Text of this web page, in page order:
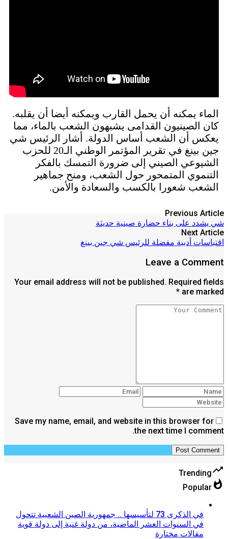
الماء يمكنه أن يحمل القارب ويمكنه أيضا أن يقلبه.
كان الصينيون القدامى يشبهون الشعب بالماء، مما
يعكس أن الشعب أساس الدولة. أشار الرئيس شي
جين بينغ في تقرير المؤتمر الوطني الـ20 للحزب
الشيوعي الصيني إلى ضرورة التمسك بالفكر
التنموي المتمحور حول الشعب، ومنح جماهير
الشعب شعورا بالكسب والسعادة والأمن.
Previous Article
شي يشدد على بناء حضارة صينية حديثة
Next Article
اقتباسات أدبية مفضلة للرئيس شي جين بينغ
Leave a Comment
Your email address will not be published. Required fields
are marked *
Save my name, email, and website in this browser for
the next time I comment.
trending_up
Trending
whatshot
Popular
في الذكرى 73 لتأسيسها .. جمهورية الصين الشعبية تتحول
في السنوات العشر الماضية، من دولة غنية إلى دولة قوية
مقالات مختارة